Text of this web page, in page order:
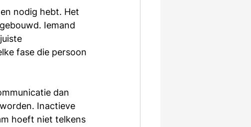
nodig hebt. Het
Iemand
fase die persoon
dan
Inactieve
hoeft niet telkens